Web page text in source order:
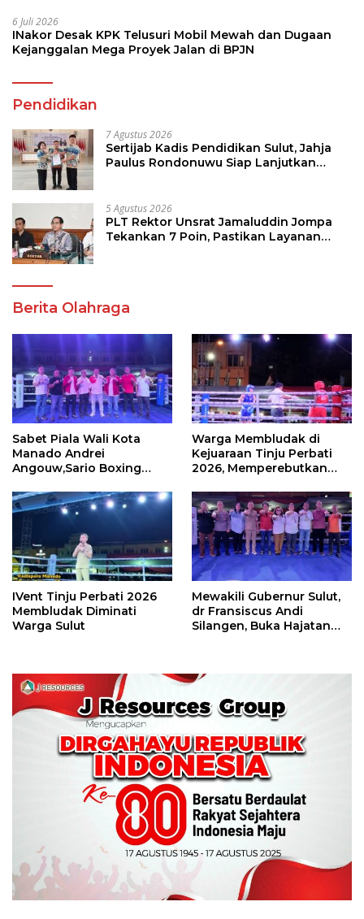
6 Juli 2026
INakor Desak KPK Telusuri Mobil Mewah dan Dugaan
Kejanggalan Mega Proyek Jalan di BPJN
Pendidikan
7 Agustus 2026
Sertijab Kadis Pendidikan Sulut, Jahja
Paulus Rondonuwu Siap Lanjutkan
5 Agustus 2026
PLT Rektor Unsrat Jamaluddin Jompa
Tekankan 7 Poin, Pastikan Layanan
Berita Olahraga
Sabet Piala Wali Kota
Manado Andrei
Angouw,Sario Boxing
Perbati 2026
Warga Membludak di
Kejuaraan Tinju Perbati
2026, Memperebutkan
IVent Tinju Perbati 2026
Membludak Diminati
Warga Sulut
Mewakili Gubernur Sulut,
dr Fransiscus Andi
Silangen, Buka Hajatan